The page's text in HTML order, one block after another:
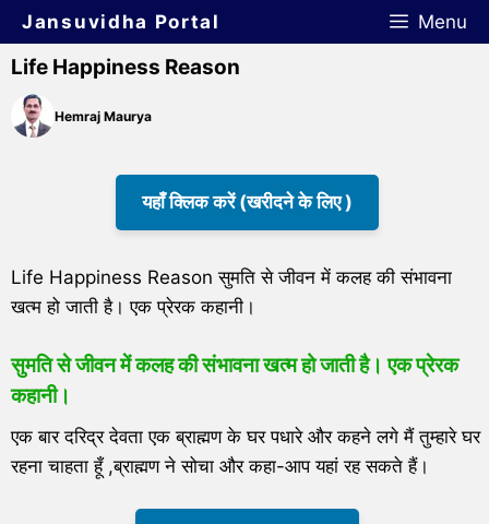
Jansuvidha Portal Menu
Life Happiness Reason
Hemraj Maurya
यहाँ क्लिक करें (खरीदने के लिए )
Life Happiness Reason सुमति से जीवन में कलह की संभावना
खत्म हो जाती है। एक प्रेरक कहानी।
सुमति से जीवन में कलह की संभावना खत्म हो जाती है। एक प्रेरक
कहानी।
एक बार दरिद्र देवता एक ब्राह्मण के घर पधारे और कहने लगे मैं तुम्हारे घर
रहना चाहता हूँ ,ब्राह्मण ने सोचा और कहा-आप यहां रह सकते हैं।